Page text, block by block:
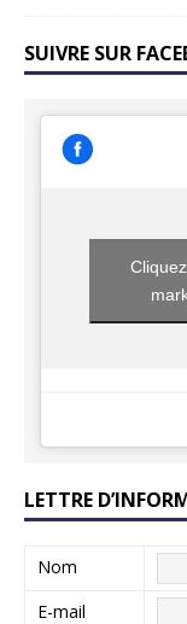
SUIVRE SUR
LETTRE
Nom
E-mail